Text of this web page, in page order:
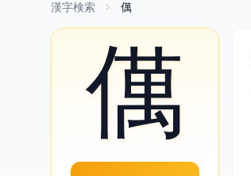
漢字検索 㒖
㒖